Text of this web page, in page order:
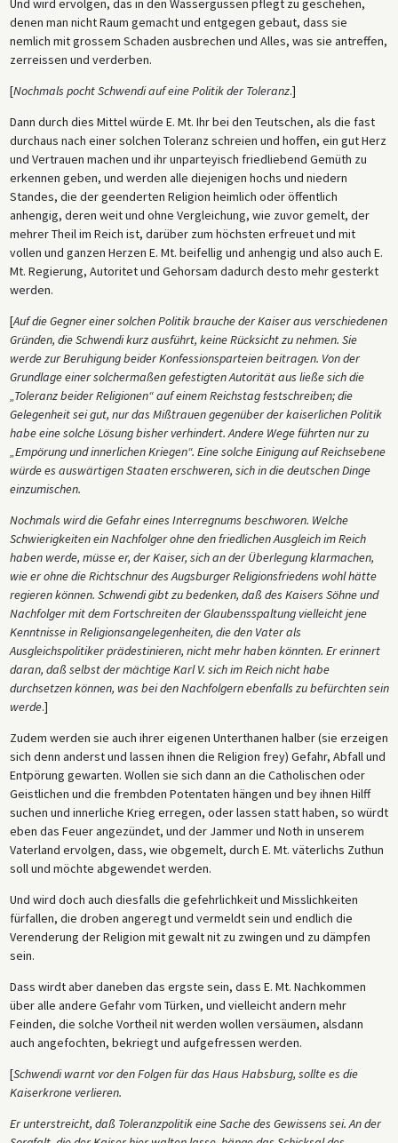
denen man nicht Raum gemacht und entgegen gebaut, dass sie
nemlich mit grossem Schaden ausbrechen und Alles, was sie antreffen,
zerreissen und verderben.
[Nochmals pocht Schwendi auf eine Politik der Toleranz.]
Dann durch dies Mittel würde E. Mt. Ihr bei den Teutschen, als die fast
durchaus nach einer solchen Toleranz schreien und hoffen, ein gut Herz
und Vertrauen machen und ihr unparteyisch friedliebend Gemüth zu
erkennen geben, und werden alle diejenigen hochs und niedern
Standes, die der geenderten Religion heimlich oder öffentlich
anhengig, deren weit und ohne Vergleichung, wie zuvor gemelt, der
mehrer Theil im Reich ist, darüber zum höchsten erfreuet und mit
vollen und ganzen Herzen E. Mt. beifellig und anhengig und also auch E.
Mt. Regierung, Autoritet und Gehorsam dadurch desto mehr gesterkt
werden.
[Auf die Gegner einer solchen Politik brauche der Kaiser aus verschiedenen
Gründen, die Schwendi kurz ausführt, keine Rücksicht zu nehmen. Sie
werde zur Beruhigung beider Konfessionsparteien beitragen. Von der
Grundlage einer solchermaßen gefestigten Autorität aus ließe sich die
„Toleranz beider Religionen“ auf einem Reichstag festschreiben; die
Gelegenheit sei gut, nur das Mißtrauen gegenüber der kaiserlichen Politik
habe eine solche Lösung bisher verhindert. Andere Wege führten nur zu
„Empörung und innerlichen Kriegen“. Eine solche Einigung auf Reichsebene
würde es auswärtigen Staaten erschweren, sich in die deutschen Dinge
einzumischen.
Nochmals wird die Gefahr eines Interregnums beschworen. Welche
Schwierigkeiten ein Nachfolger ohne den friedlichen Ausgleich im Reich
haben werde, müsse er, der Kaiser, sich an der Überlegung klarmachen,
wie er ohne die Richtschnur des Augsburger Religionsfriedens wohl hätte
regieren können. Schwendi gibt zu bedenken, daß des Kaisers Söhne und
Nachfolger mit dem Fortschreiten der Glaubensspaltung vielleicht jene
Kenntnisse in Religionsangelegenheiten, die den Vater als
Ausgleichspolitiker prädestinieren, nicht mehr haben könnten. Er erinnert
daran, daß selbst der mächtige Karl V. sich im Reich nicht habe
durchsetzen können, was bei den Nachfolgern ebenfalls zu befürchten sein
werde.]
Zudem werden sie auch ihrer eigenen Unterthanen halber (sie erzeigen
sich denn anderst und lassen ihnen die Religion frey) Gefahr, Abfall und
Entpörung gewarten. Wollen sie sich dann an die Catholischen oder
Geistlichen und die frembden Potentaten hängen und bey ihnen Hilff
suchen und innerliche Krieg erregen, oder lassen statt haben, so würdt
eben das Feuer angezündet, und der Jammer und Noth in unserem
Vaterland ervolgen, dass, wie obgemelt, durch E. Mt. väterlichs Zuthun
soll und möchte abgewendet werden.
Und wird doch auch diesfalls die gefehrlichkeit und Misslichkeiten
fürfallen, die droben angeregt und vermeldt sein und endlich die
Verenderung der Religion mit gewalt nit zu zwingen und zu dämpfen
sein.
Dass wirdt aber daneben das ergste sein, dass E. Mt. Nachkommen
über alle andere Gefahr vom Türken, und vielleicht andern mehr
Feinden, die solche Vortheil nit werden wollen versäumen, alsdann
auch angefochten, bekriegt und aufgefressen werden.
[Schwendi warnt vor den Folgen für das Haus Habsburg, sollte es die
Kaiserkrone verlieren.
Er unterstreicht, daß Toleranzpolitik eine Sache des Gewissens sei. An der